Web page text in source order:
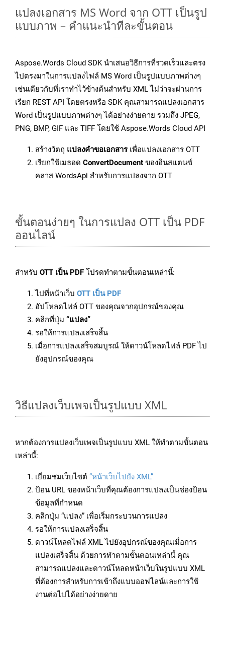
แปลงเอกสาร MS Word จาก OTT เป็นรูป
แบบภาพ – คำแนะนำทีละขั้นตอน
Aspose.Words Cloud SDK นำเสนอวิธีการที่รวดเร็วและตรง
ไปตรงมาในการแปลงไฟล์ MS Word เป็นรูปแบบภาพต่างๆ
เช่นเดียวกับที่เราทำไว้ข้างต้นสำหรับ XML ไม่ว่าจะผ่านการ
เรียก REST API โดยตรงหรือ SDK คุณสามารถแปลงเอกสาร
Word เป็นรูปแบบภาพต่างๆ ได้อย่างง่ายดาย รวมถึง JPEG,
PNG, BMP, GIF และ TIFF โดยใช้ Aspose.Words Cloud API
สร้างวัตถุ แปลงคำขอเอกสารเพื่อแปลงเอกสาร OTT
เรียกใช้เมธอด ConvertDocument ของอินสแตนซ์
คลาส WordsApi สำหรับการแปลงจาก OTT
ขั้นตอนง่ายๆ ในการแปลง OTT เป็น PDF
ออนไลน์
สำหรับ OTT เป็น PDF โปรดทำตามขั้นตอนเหล่านี้:
ไปที่หน้าเว็บ OTT เป็น PDF
อัปโหลดไฟล์ OTT ของคุณจากอุปกรณ์ของคุณ
คลิกที่ปุ่ม “แปลง”
รอให้การแปลงเสร็จสิ้น
เมื่อการแปลงเสร็จสมบูรณ์ ให้ดาวน์โหลดไฟล์ PDF ไป
ยังอุปกรณ์ของคุณ
วิธีแปลงเว็บเพจเป็นรูปแบบ XML
หากต้องการแปลงเว็บเพจเป็นรูปแบบ XML ให้ทำตามขั้นตอน
เหล่านี้:
เยี่ยมชมเว็บไซต์ “หน้าเว็บไปยัง XML”
ป้อน URL ของหน้าเว็บที่คุณต้องการแปลงเป็นช่องป้อน
ข้อมูลที่กำหนด
คลิกปุ่ม “แปลง” เพื่อเริ่มกระบวนการแปลง
รอให้การแปลงเสร็จสิ้น
ดาวน์โหลดไฟล์ XML ไปยังอุปกรณ์ของคุณเมื่อการ
แปลงเสร็จสิ้น ด้วยการทำตามขั้นตอนเหล่านี้ คุณ
สามารถแปลงและดาวน์โหลดหน้าเว็บในรูปแบบ XML
ที่ต้องการสำหรับการเข้าถึงแบบออฟไลน์และการใช้
งานต่อไปได้อย่างง่ายดาย